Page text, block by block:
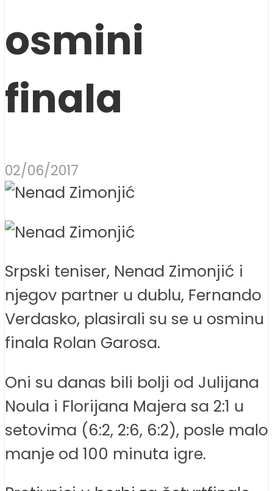
osmini
finala
02/06/2017
Srpski teniser, Nenad Zimonjić i
njegov partner u dublu, Fernando
Verdasko, plasirali su se u osminu
finala Rolan Garosa.
Oni su danas bili bolji od Julijana
Noula i Florijana Majera sa 2:1 u
setovima (6:2, 2:6, 6:2), posle malo
manje od 100 minuta igre.